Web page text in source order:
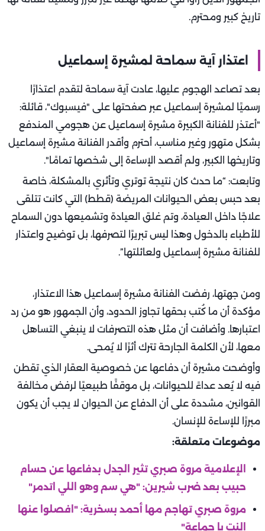
تاريخ كبير ومحترم.
اعتذار آية سماحة لمشيرة إسماعيل
بعد تصاعد الهجوم عليها، عادت آية سماحة لتقدم اعتذارًا
رسميًا لمشيرة إسماعيل عبر صفحتها على "فيسبوك"، قائلة:
"أعتذر للفنانة الكبيرة مشيرة إسماعيل عن هجومي المندفع
بشكل متهور وغير مناسب، أحترم وأقدر الفنانة مشيرة إسماعيل
وتاريخها الكبير، ولم أقصد الإساءة إلى شخصها تمامًا".
وتابعت: “ما حدث كان نتيجة توتري وتأثري بالمشكلة، خاصة
بعد حبس بعض الحيوانات المريضة (قطط) التي كانت تتلقى
علاجًا داخل العيادة، وتم غلق العيادة وتشميعها دون السماح
للأطباء بالدخول وهذا ليس تبريرًا لتصرفها، بل توضيح واعتذار
للفنانة مشيرة إسماعيل ولعائلتها”.
ومن جهتها، رفضت الفنانة مشيرة إسماعيل هذا الاعتذار،
مؤكدة أن ما كُتب بحقها تجاوز الحدود، وأن الجمهور هو من رد
اعتبارها. وأضافت أن مثل هذه التصرفات لا ينبغي التساهل
معها، لأن الكلمة الجارحة تترك أثرًا لا يُمحى.
وأوضحت مشيرة أن دفاعها عن خصوصية العقار الذي تقطن
فيه لا يُعد عداءً للحيوانات، بل موقفًا طبيعيًا لرفض مخالفة
القوانين، مشددة على أن الدفاع عن الحيوان لا يجب أن يكون
مبررًا للإساءة للإنسان.
موضوعات متعلقة:
الإعلامية مروة صبري تثير الجدل بدفاعها عن حسام
حبيب بعد ضرب شيرين: "هي سم وهو اللي اتدمر"
مروة صبري تهاجم مها أحمد بسخرية: "افصلوا عنها
النت يا جماعة"